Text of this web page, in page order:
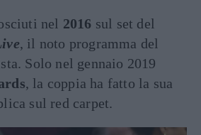
nel 2016 sul set del
, il noto programma del
Solo nel gennaio 2019
, la coppia ha fatto la sua
sul red carpet.